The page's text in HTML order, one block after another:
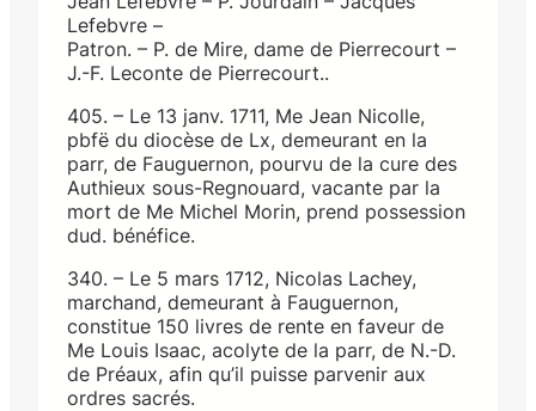
Lefebvre –
Patron. – P. de Mire, dame de Pierrecourt –
J.-F. Leconte de Pierrecourt..
405. – Le 13 janv. 1711, Me Jean Nicolle,
pbfë du diocèse de Lx, demeurant en la
parr, de Fauguernon, pourvu de la cure des
Authieux sous-Regnouard, vacante par la
mort de Me Michel Morin, prend possession
dud. bénéfice.
340. – Le 5 mars 1712, Nicolas Lachey,
marchand, demeurant à Fauguernon,
constitue 150 livres de rente en faveur de
Me Louis Isaac, acolyte de la parr, de N.-D.
de Préaux, afin qu’il puisse parvenir aux
ordres sacrés.